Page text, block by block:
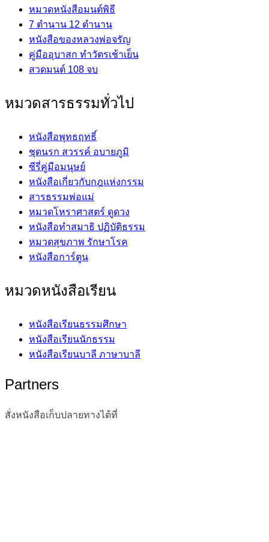
หมวดหนังสือมนต์พิธี
7 ตำนาน 12 ตำนาน
หนังสือของหลวงพ่อจรัญ
คู่มืออุบาสก ทำวัตรเช้าเย็น
สวดมนต์ 108 จบ
หมวดสารธรรมทั่วไป
หนังสือพุทธฤทธิ์
ชุดนรก สวรรค์ อบายภูมิ
ซีรี่คู่มือมนุษย์
หนังสือเกี่ยวกับกฎแห่งกรรม
สารธรรมพ่อแม่
หมวดโหราศาสตร์ ดูดวง
หนังสือทำสมาธิ ปฏิบัติธรรม
หมวดสุขภาพ รักษาโรค
หนังสือการ์ตูน
หมวดหนังสือเรียน
หนังสือเรียนธรรมศึกษา
หนังสือเรียนนักธรรม
หนังสือเรียนบาลี ภาษาบาลี
Partners
สั่งหนังสือเก็บปลายทางได้ที่